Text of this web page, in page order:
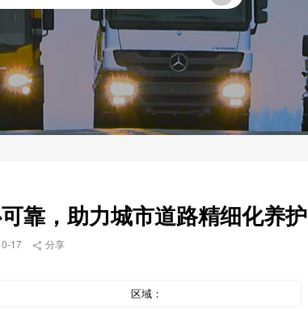
靠，助力城市道路精细化养护
17  分享
区域：